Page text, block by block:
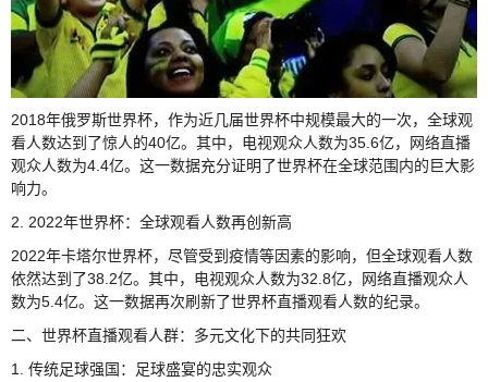
2018年俄罗斯世界杯，作为近几届世界杯中规模最大的一次，全球观
看人数达到了惊人的40亿。其中，电视观众人数为35.6亿，网络直播
观众人数为4.4亿。这一数据充分证明了世界杯在全球范围内的巨大影
响力。
2. 2022年世界杯：全球观看人数再创新高
2022年卡塔尔世界杯，尽管受到疫情等因素的影响，但全球观看人数
依然达到了38.2亿。其中，电视观众人数为32.8亿，网络直播观众人
数为5.4亿。这一数据再次刷新了世界杯直播观看人数的纪录。
二、世界杯直播观看人群：多元文化下的共同狂欢
1. 传统足球强国：足球盛宴的忠实观众